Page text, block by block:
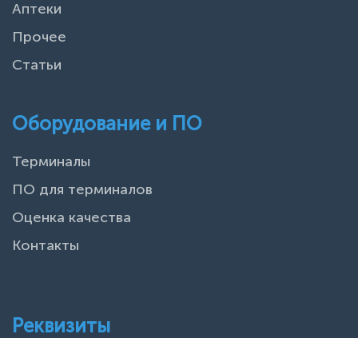
Аптеки
Прочее
Статьи
Оборудование и ПО
Терминалы
ПО для терминалов
Оценка качества
Контакты
Реквизиты